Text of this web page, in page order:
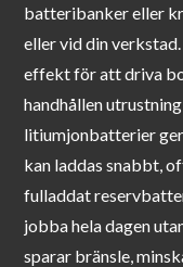
batteribanker eller
eller vid din
effekt för att driva
handhållen
litiumjonbatterier
kan laddas snabbt,
fulladdat
jobba hela dagen
sparar bränsle,